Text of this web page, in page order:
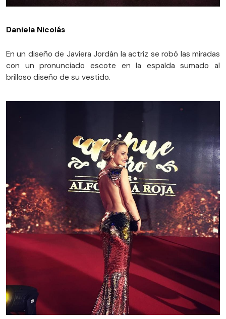
Daniela Nicolás
En un diseño de Javiera Jordán la actriz se robó las miradas
con un pronunciado escote en la espalda sumado al
brilloso diseño de su vestido.